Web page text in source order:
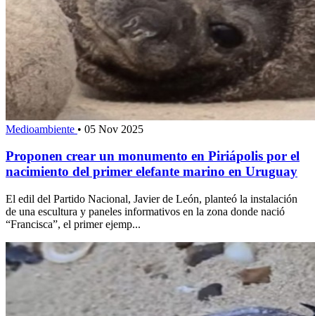
Medioambiente • 05 Nov 2025
Proponen crear un monumento en Piriápolis por el
nacimiento del primer elefante marino en Uruguay
El edil del Partido Nacional, Javier de León, planteó la instalación
de una escultura y paneles informativos en la zona donde nació
“Francisca”, el primer ejemp...